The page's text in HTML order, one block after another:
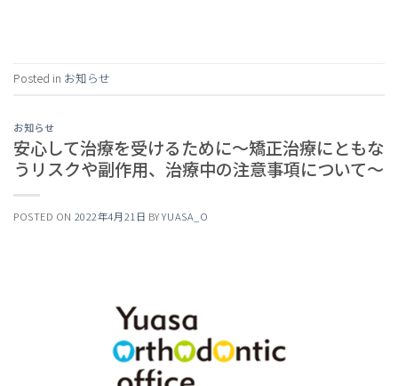
Posted in お知らせ
お知らせ
安心して治療を受けるために～矯正治療にともな
うリスクや副作用、治療中の注意事項について～
POSTED ON 2022年4月21日 BYYUASA_O